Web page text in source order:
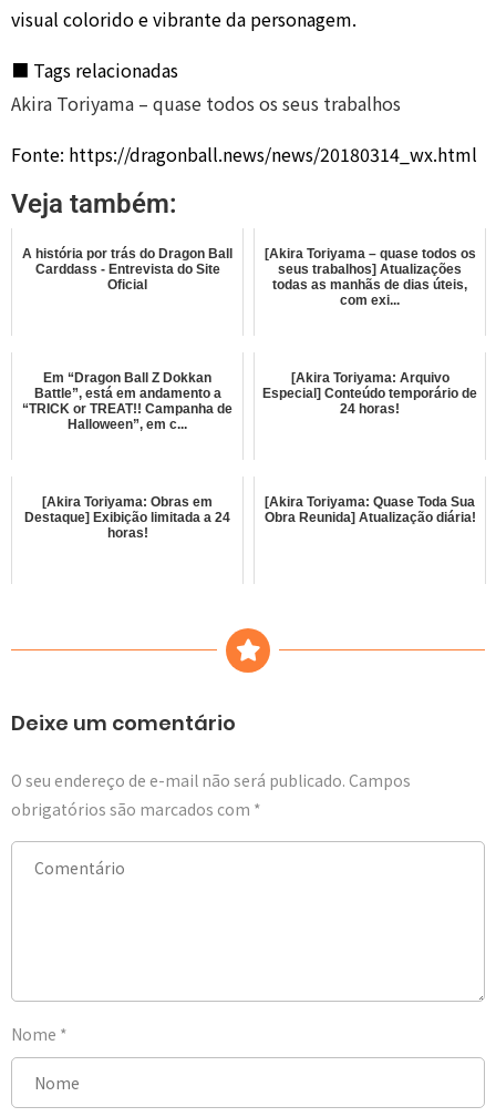
visual colorido e vibrante da personagem.
■ Tags relacionadas
Akira Toriyama – quase todos os seus trabalhos
Fonte: https://dragonball.news/news/20180314_wx.html
Veja também:
A história por trás do Dragon Ball
Carddass - Entrevista do Site
Oficial
[Akira Toriyama – quase todos os
seus trabalhos] Atualizações
todas as manhãs de dias úteis,
com exi...
Em “Dragon Ball Z Dokkan
Battle”, está em andamento a
“TRICK or TREAT!! Campanha de
Halloween”, em c...
[Akira Toriyama: Arquivo
Especial] Conteúdo temporário de
24 horas!
[Akira Toriyama: Obras em
Destaque] Exibição limitada a 24
horas!
[Akira Toriyama: Quase Toda Sua
Obra Reunida] Atualização diária!
Deixe um comentário
O seu endereço de e-mail não será publicado. Campos
obrigatórios são marcados com *
Nome *